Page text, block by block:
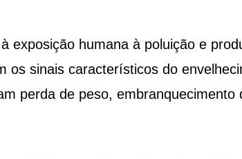
exposição humana à poluição e
os sinais característicos do
perda de peso, embranquecimento